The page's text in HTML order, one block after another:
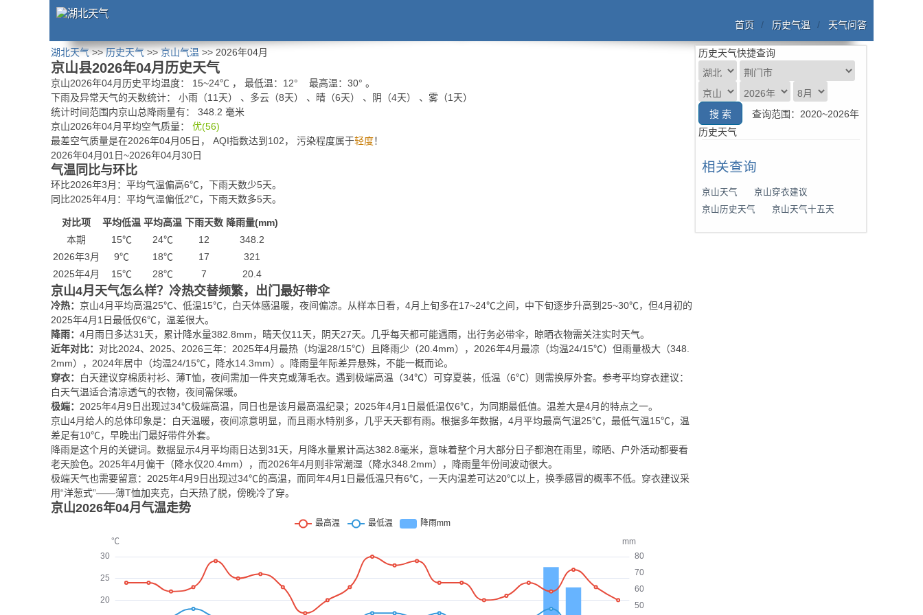
首页 历史气温 天气问答
湖北天气>>历史天气>>京山气温 >> 2026年04月
京山县2026年04月历史天气
京山2026年04月历史平均温度： 15~24℃ ， 最低温： 12° 最高温： 30° 。
下雨及异常天气的天数统计： 小雨（11天） 、多云（8天） 、晴（6天） 、阴（4天） 、雾（1天）
统计时间范围内京山总降雨量有： 348.2 毫米
京山2026年04月平均空气质量： 优(56)
最差空气质量是在2026年04月05日， AQI指数达到102， 污染程度属于轻度！
2026年04月01日~2026年04月30日
气温同比与环比
环比2026年3月：平均气温偏高6℃，下雨天数少5天。
同比2025年4月：平均气温偏低2℃，下雨天数多5天。
对比项 平均低温 平均高温 下雨天数 降雨量(mm)
本期
15℃ 24℃ 12
348.2
2026年3月
9℃ 18℃ 17
321
2025年4月
15℃ 28℃ 7 20.4
京山4月天气怎么样？冷热交替频繁，出门最好带伞
冷热： 京山4月平均高温25℃、低温15℃，白天体感温暖，夜间偏凉。从样本日看，4月上旬多在17~24℃之间，中下旬逐步升高到25~30℃，但4月初的
2025年4月1日最低仅6℃，温差很大。
降雨： 4月雨日多达31天，累计降水量382.8mm，晴天仅11天，阴天27天。几乎每天都可能遇雨，出行务必带伞，晾晒衣物需关注实时天气。
近年对比： 对比2024、2025、2026三年：2025年4月最热（均温28/15℃）且降雨少（20.4mm），2026年4月最凉（均温24/15℃）但雨量极大（348.
2mm），2024年居中（均温24/15℃，降水14.3mm）。降雨量年际差异悬殊，不能一概而论。
穿衣：
白天建议穿棉质衬衫、薄T恤，夜间需加一件夹克或薄毛衣。遇到极端高温（34℃）可穿夏装，低温（6℃）则需换厚外套。参考平均穿衣建议：
白天气温适合清凉透气的衣物，夜间需保暖。
极端： 2025年4月9日出现过34℃极端高温，同日也是该月最高温纪录；2025年4月1日最低温仅6℃，为同期最低值。温差大是4月的特点之一。
京山4月给人的总体印象是：白天温暖，夜间凉意明显，而且雨水特别多，几乎天天都有雨。根据多年数据，4月平均最高气温25℃，最低气温15℃，温
差足有10℃，早晚出门最好带件外套。
降雨是这个月的关键词。数据显示4月平均雨日达到31天，月降水量累计高达382.8毫米，意味着整个月大部分日子都泡在雨里，晾晒、户外活动都要看
老天脸色。2025年4月偏干（降水仅20.4mm），而2026年4月则非常潮湿（降水348.2mm），降雨量年份间波动很大。
极端天气也需要留意：2025年4月9日出现过34℃的高温，而同年4月1日最低温只有6℃，一天内温差可达20℃以上，换季感冒的概率不低。穿衣建议采
用“洋葱式”——薄T恤加夹克，白天热了脱，傍晚冷了穿。
京山2026年04月气温走势
历史天气快捷查询
查询范围：2020~2026年
历史天气
相关查询
京山天气
京山穿衣建议
京山历史天气
京山天气十五天